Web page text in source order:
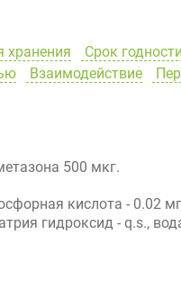
хранения Срок годности
Взаимодействие
500 мкг.
кислота - 0.02
гидроксид - q.s.,